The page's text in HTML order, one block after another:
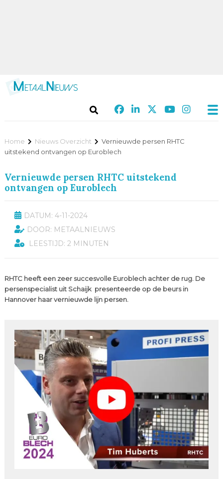
Home Nieuws Overzicht
Vernieuwde persen RHTC
uitstekend ontvangen op Euroblech
Vernieuwde persen RHTC uitstekend
ontvangen op Euroblech
DATUM: 4-11-2024
DOOR: METAALNIEUWS
LEESTIJD: 2 MINUTEN
RHTC heeft een zeer succesvolle Euroblech achter de rug. De
persenspecialist uit Schaijk presenteerde op de beurs in
Hannover haar vernieuwde lijn persen.